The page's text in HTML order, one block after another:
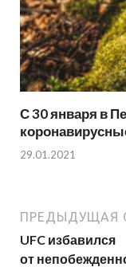
С 30 января в
29.01.2021
ПРЕДЫДУЩАЯ
UFC избавился
от